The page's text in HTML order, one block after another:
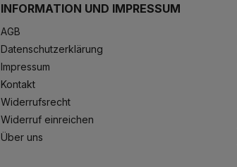
INFORMATION UND IMPRESSUM
AGB
Datenschutzerklärung
Impressum
Kontakt
Widerrufsrecht
Widerruf einreichen
Über uns